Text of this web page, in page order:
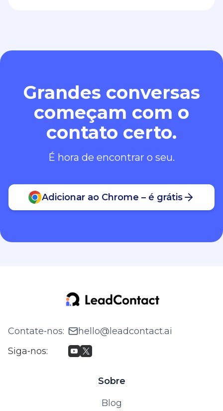
Grandes conversas
começam com o
contato certo.
É hora de encontrar o seu.
Adicionar ao Chrome – é grátis
Contate‑nos:
hello@leadcontact.ai
Siga‑nos:
Sobre
Blog